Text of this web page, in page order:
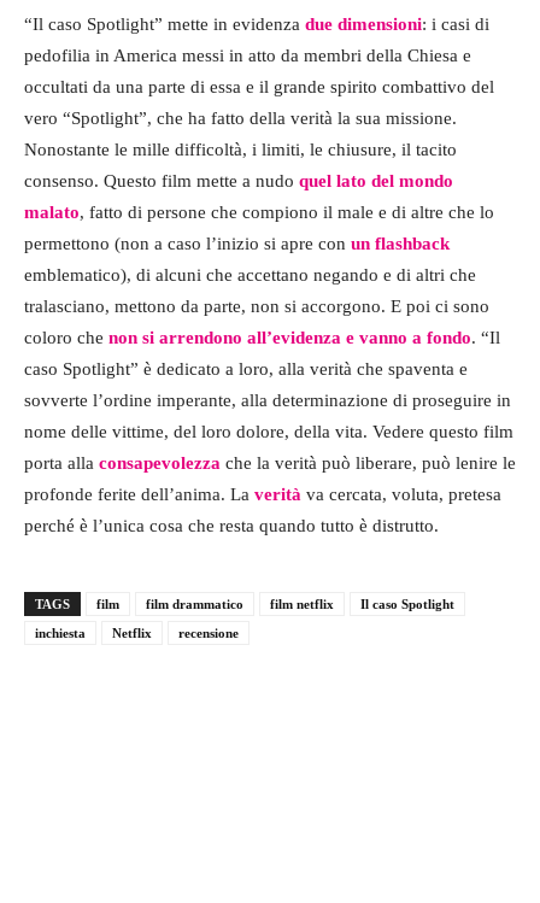
“Il caso Spotlight” mette in evidenza due dimensioni: i casi di
pedofilia in America messi in atto da membri della Chiesa e
occultati da una parte di essa e il grande spirito combattivo del
vero “Spotlight”, che ha fatto della verità la sua missione.
Nonostante le mille difficoltà, i limiti, le chiusure, il tacito
consenso. Questo film mette a nudo quel lato del mondo
malato, fatto di persone che compiono il male e di altre che lo
permettono (non a caso l’inizio si apre con un flashback
emblematico), di alcuni che accettano negando e di altri che
tralasciano, mettono da parte, non si accorgono. E poi ci sono
coloro che non si arrendono all’evidenza e vanno a fondo. “Il
caso Spotlight” è dedicato a loro, alla verità che spaventa e
sovverte l’ordine imperante, alla determinazione di proseguire in
nome delle vittime, del loro dolore, della vita. Vedere questo film
porta alla consapevolezza che la verità può liberare, può lenire le
profonde ferite dell’anima. La verità va cercata, voluta, pretesa
perché è l’unica cosa che resta quando tutto è distrutto.
TAGS film film drammatico film netflix
Il caso Spotlight
inchiesta
Netflix recensione